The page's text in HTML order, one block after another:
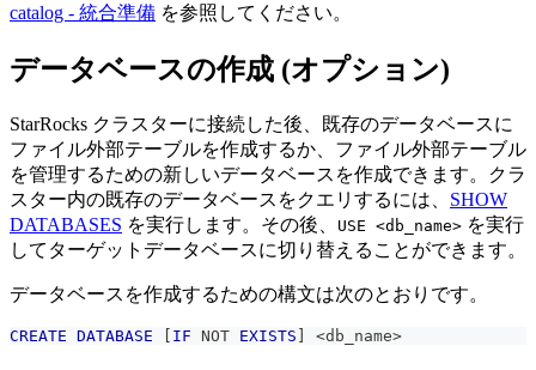
catalog - 統合準備 を参照してください。
データベースの作成 (オプション)
StarRocks クラスターに接続した後、既存のデータベースに
ファイル外部テーブルを作成するか、ファイル外部テーブル
を管理するための新しいデータベースを作成できます。クラ
スター内の既存のデータベースをクエリするには、 SHOW
DATABASES を実行します。その後、 USE <db_name> を実行
してターゲットデータベースに切り替えることができます。
データベースを作成するための構文は次のとおりです。
CREATE DATABASE IF NOT EXISTS <db_name>